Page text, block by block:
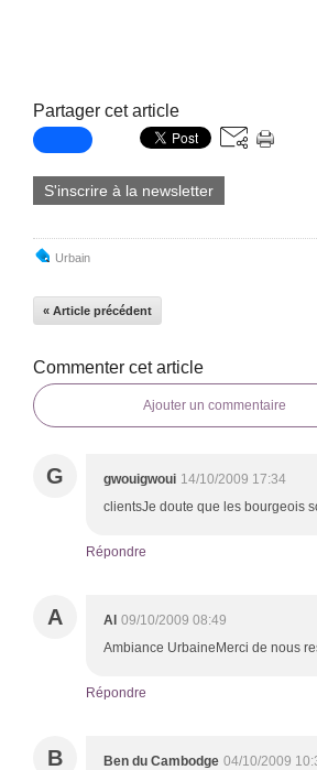
Partager cet article
S'inscrire à la newsletter
Urbain
« Article précédent
Commenter cet article
Ajouter un commentaire
G gwouigwoui 14/10/2009 17:34
clientsJe doute que les bourgeois
Répondre
A Al 09/10/2009 08:49
Ambiance UrbaineMerci de nous
Répondre
B Ben du Cambodge 04/10/2009